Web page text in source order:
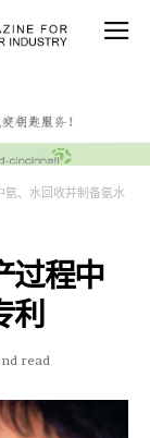
氨、水回收并制备氨水
过程中
利
read